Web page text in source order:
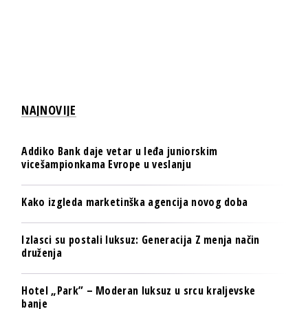
NAJNOVIJE
Addiko Bank daje vetar u leđa juniorskim
vicešampionkama Evrope u veslanju
Kako izgleda marketinška agencija novog doba
Izlasci su postali luksuz: Generacija Z menja način
druženja
Hotel „Park” – Moderan luksuz u srcu kraljevske
banje